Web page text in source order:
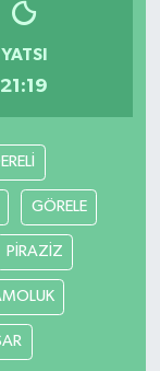
YATSI
21:19
GÖRELE
PİRAZİZ